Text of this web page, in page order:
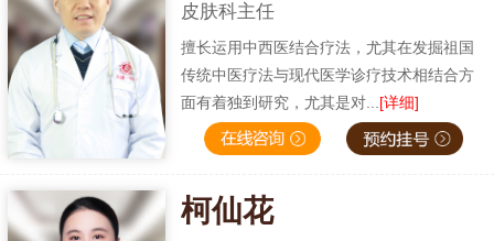
皮肤科主任
擅长运用中西医结合疗法，尤其在发掘祖国
传统中医疗法与现代医学诊疗技术相结合方
面有着独到研究，尤其是对... [详细]
柯仙花